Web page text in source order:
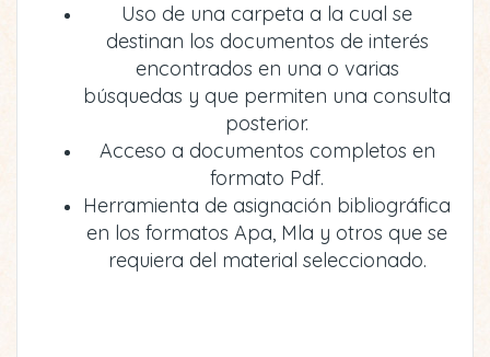
Uso de una carpeta a la cual se
destinan los documentos de interés
encontrados en una o varias
búsquedas y que permiten una consulta
posterior.
Acceso a documentos completos en
formato Pdf.
Herramienta de asignación bibliográfica
en los formatos Apa, Mla y otros que se
requiera del material seleccionado.